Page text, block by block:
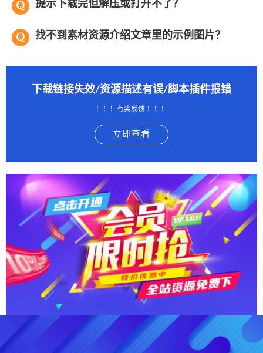
提示下载完但解压或打开不了？
找不到素材资源介绍文章里的示例图片？
下载链接失效/资源描述有误/脚本插件报错
！！！有奖反馈 ！！！
立即查看